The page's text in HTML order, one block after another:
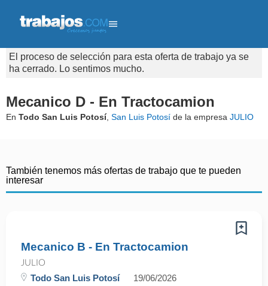
El proceso de selección para esta oferta de trabajo ya se
ha cerrado. Lo sentimos mucho.
Mecanico D - En Tractocamion
En Todo San Luis Potosí, San Luis Potosí de la empresa JULIO
También tenemos más ofertas de trabajo que te pueden
interesar
Mecanico B - En Tractocamion
JULIO
Todo San Luis Potosí 19/06/2026